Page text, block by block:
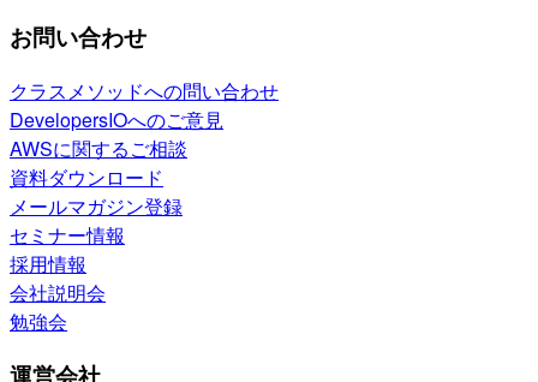
お問い合わせ
クラスメソッドへの問い合わせ
DevelopersIOへのご意見
AWSに関するご相談
資料ダウンロード
メールマガジン登録
セミナー情報
採用情報
会社説明会
勉強会
運営会社